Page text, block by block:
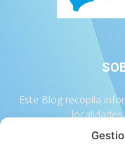
Este Blog recopila